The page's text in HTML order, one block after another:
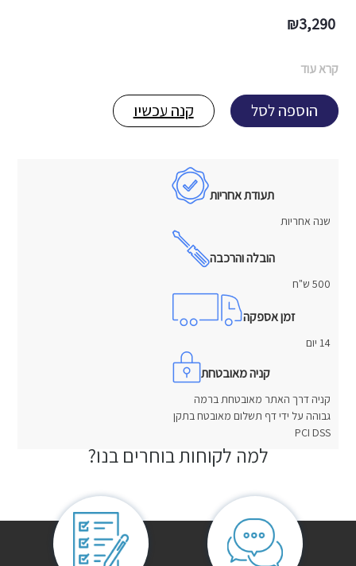
3,290
₪
קרא עוד
הוספה לסל קנה עכשיו
תעודת אחריות
שנה אחריות
הובלה והרכבה
500 ש"ח
זמן אספקה
14 יום
קניה מאובטחת
קניה דרך האתר מאובטחת ברמה
גבוהה על ידי דף תשלום מאובטח בתקן
PCI DSS
אין עדיין חוות דעת.
היה הראשון לכתוב סקירה “ארון הזזה מוד”
למה לקוחות בוחרים בנו?